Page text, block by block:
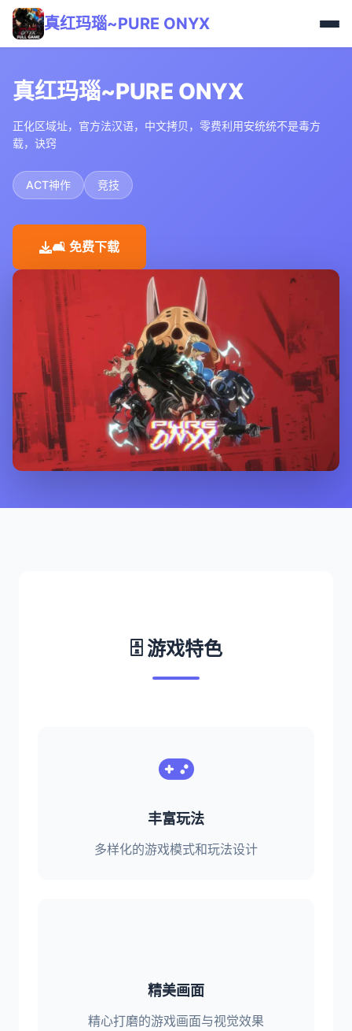
真红玛瑙~PURE ONYX
真红玛瑙~PURE ONYX
正化区域址，官方法汉语，中文拷贝，零费利用安统统不是毒方
载，诀窍
ACT神作 竞技
🛋️ 免费下载
🗄️ 游戏特色
丰富玩法
多样化的游戏模式和玩法设计
精美画面
精心打磨的游戏画面与视觉效果